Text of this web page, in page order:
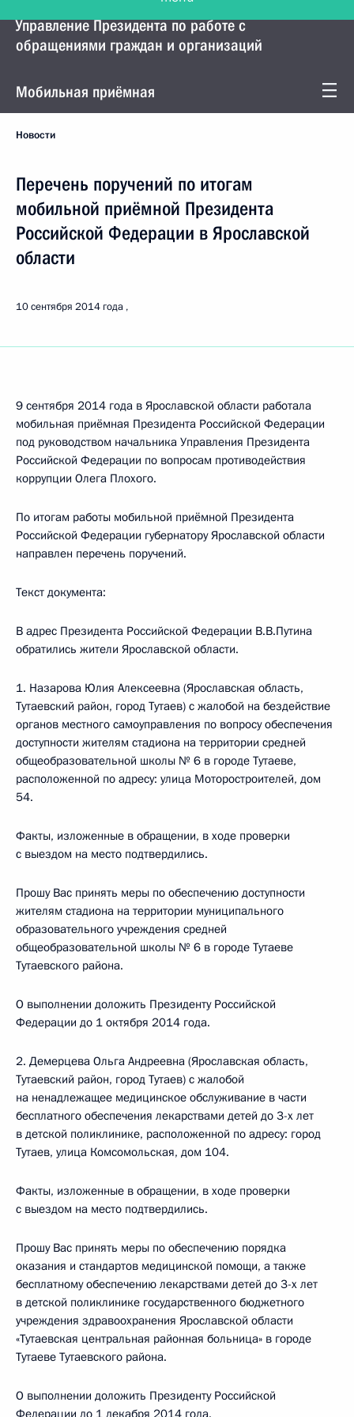
Управление Президента по работе с
обращениями граждан и организаций
Мобильная приёмная
Новости
Перечень поручений по итогам
мобильной приёмной Президента
Российской Федерации в Ярославской
области
10 сентября 2014 года
9 сентября 2014 года в Ярославской области работала
мобильная приёмная Президента Российской Федерации
под руководством начальника Управления Президента
Российской Федерации по вопросам противодействия
коррупции Олега Плохого.
По итогам работы мобильной приёмной Президента
Российской Федерации губернатору Ярославской области
направлен перечень поручений.
Текст документа:
В адрес Президента Российской Федерации В.В.Путина
обратились жители Ярославской области.
1. Назарова Юлия Алексеевна (Ярославская область,
Тутаевский район, город Тутаев) с жалобой на бездействие
органов местного самоуправления по вопросу обеспечения
доступности жителям стадиона на территории средней
общеобразовательной школы № 6 в городе Тутаеве,
расположенной по адресу: улица Моторостроителей, дом
54.
Факты, изложенные в обращении, в ходе проверки
с выездом на место подтвердились.
Прошу Вас принять меры по обеспечению доступности
жителям стадиона на территории муниципального
образовательного учреждения средней
общеобразовательной школы № 6 в городе Тутаеве
Тутаевского района.
О выполнении доложить Президенту Российской
Федерации до 1 октября 2014 года.
2. Демерцева Ольга Андреевна (Ярославская область,
Тутаевский район, город Тутаев) с жалобой
на ненадлежащее медицинское обслуживание в части
бесплатного обеспечения лекарствами детей до 3-х лет
в детской поликлинике, расположенной по адресу: город
Тутаев, улица Комсомольская, дом 104.
Факты, изложенные в обращении, в ходе проверки
с выездом на место подтвердились.
Прошу Вас принять меры по обеспечению порядка
оказания и стандартов медицинской помощи, а также
бесплатному обеспечению лекарствами детей до 3-х лет
в детской поликлинике государственного бюджетного
учреждения здравоохранения Ярославской области
«Тутаевская центральная районная больница» в городе
Тутаеве Тутаевского района.
О выполнении доложить Президенту Российской
Федерации до 1 декабря 2014 года.